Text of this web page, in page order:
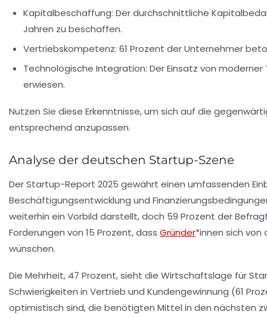
Kapitalbeschaffung: Der durchschnittliche
Jahren zu beschaffen.
Vertriebskompetenz: 61 Prozent der Unternehmer
Technologische Integration: Der Einsatz von
erwiesen.
Nutzen Sie diese Erkenntnisse, um sich auf die
entsprechend anzupassen.
Analyse der deutschen Startup-Szene
DerStartup-Report 2025 gewährt einen umfassenden
Beschäftigungsentwicklung und
weiterhin ein Vorbild darstellt, doch 59 Prozent der
Forderungen von 15 Prozent, dass Gründer*innen sich von
wünschen.
Die Mehrheit, 47 Prozent, sieht die Wirtschaftslage für
Schwierigkeiten in Vertrieb und Kundengewinnung (61
optimistisch sind, die benötigten Mittel in den nächsten